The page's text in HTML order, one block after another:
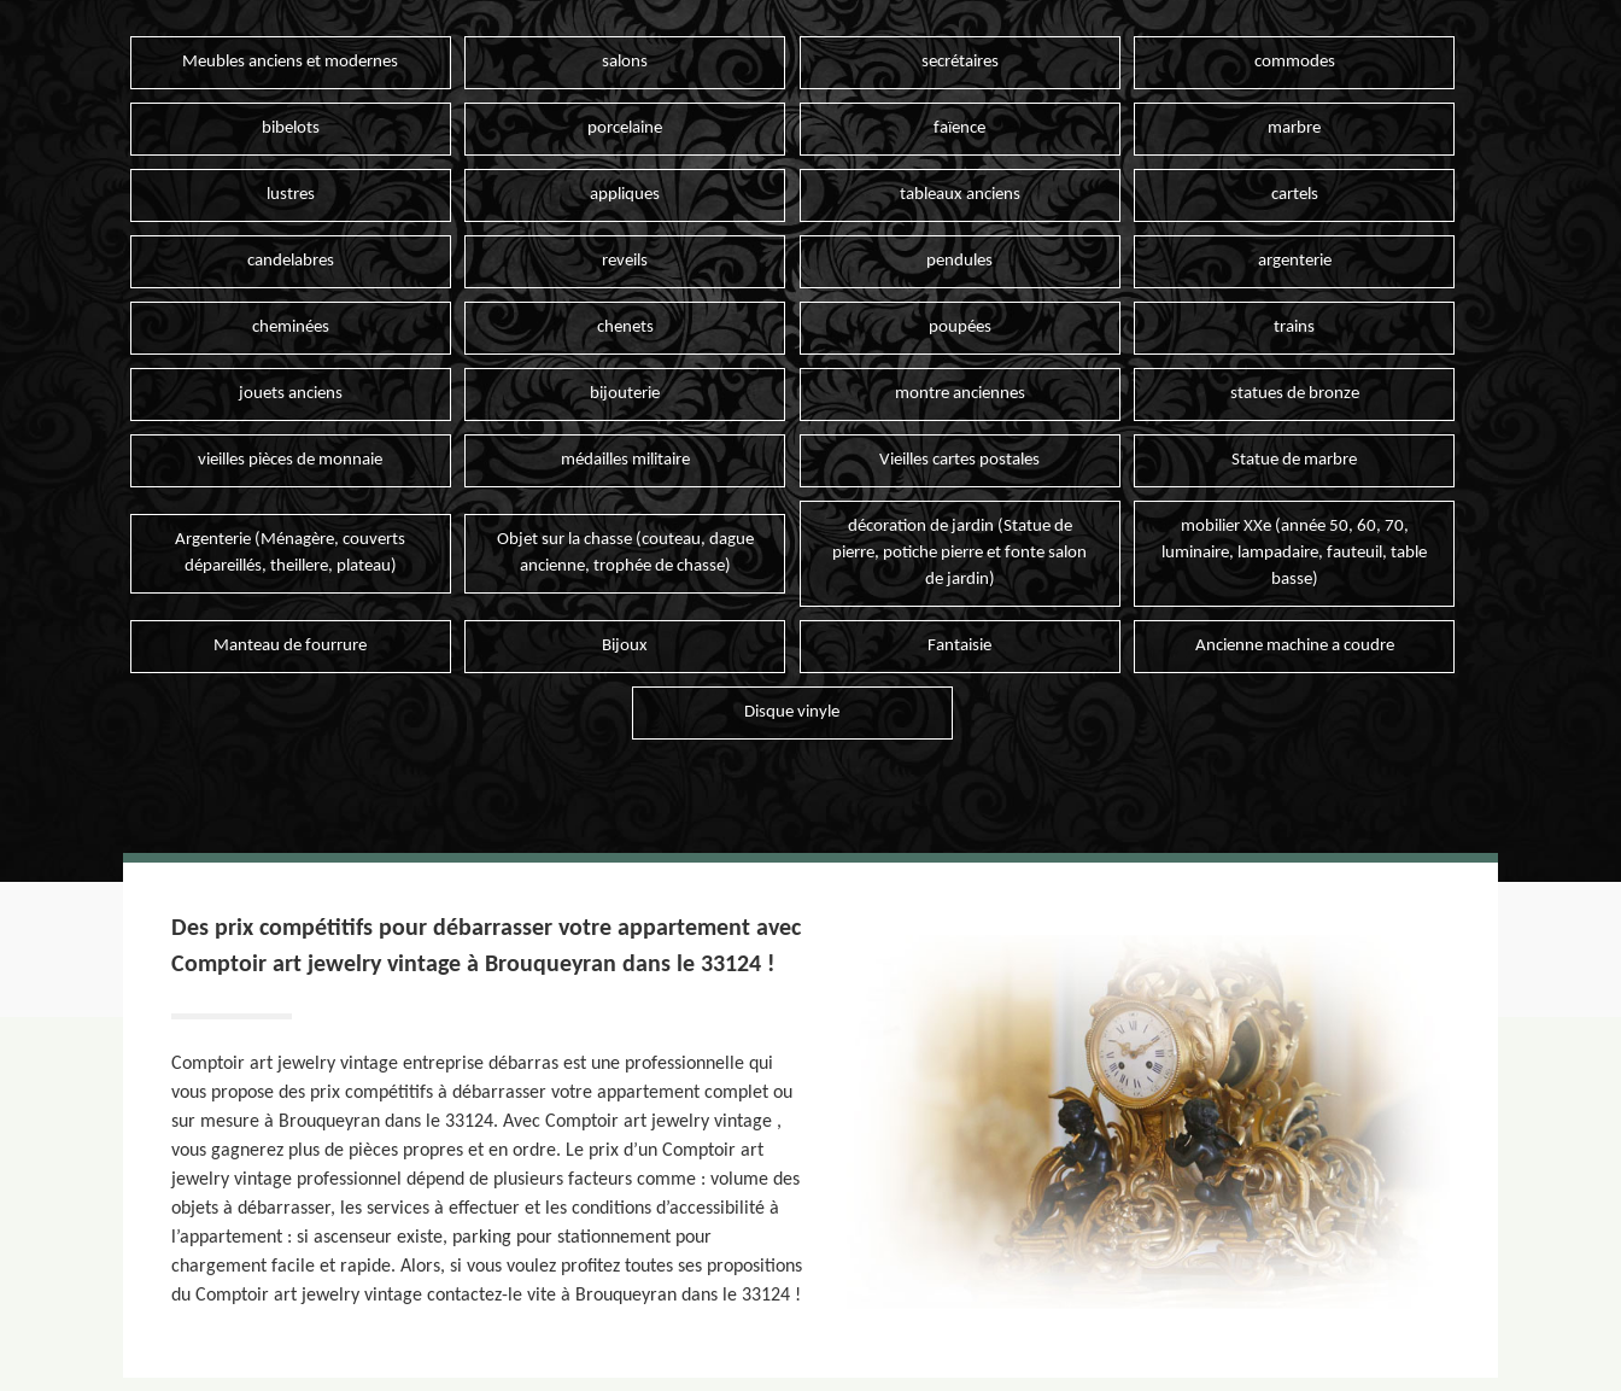
Meubles anciens et modernes salons secrétaires commodes
bibelots porcelaine faïence marbre
lustres appliques tableaux anciens cartels
candelabres reveils pendules argenterie
cheminées chenets poupées trains
jouets anciens bijouterie montre anciennes statues de bronze
vieilles pièces de monnaie médailles militaire Vieilles cartes postales Statue de marbre
Argenterie (Ménagère, couverts
dépareillés, theillere, plateau)
Objet sur la chasse (couteau, dague
ancienne, trophée de chasse)
décoration de jardin (Statue de
pierre, potiche pierre et fonte salon
de jardin)
mobilier XXe (année 50, 60, 70,
luminaire, lampadaire, fauteuil, table
basse)
Manteau de fourrure Bijoux Fantaisie Ancienne machine a coudre
Disque vinyle
Des prix compétitifs pour débarrasser votre appartement avec
Comptoir art jewelry vintage à Brouqueyran dans le 33124 !
Comptoir art jewelry vintage entreprise débarras est une professionnelle qui
vous propose des prix compétitifs à débarrasser votre appartement complet ou
sur mesure à Brouqueyran dans le 33124. Avec Comptoir art jewelry vintage ,
vous gagnerez plus de pièces propres et en ordre. Le prix d’un Comptoir art
jewelry vintage professionnel dépend de plusieurs facteurs comme : volume des
objets à débarrasser, les services à effectuer et les conditions d’accessibilité à
l’appartement : si ascenseur existe, parking pour stationnement pour
chargement facile et rapide. Alors, si vous voulez profitez toutes ses propositions
du Comptoir art jewelry vintage contactez-le vite à Brouqueyran dans le 33124 !